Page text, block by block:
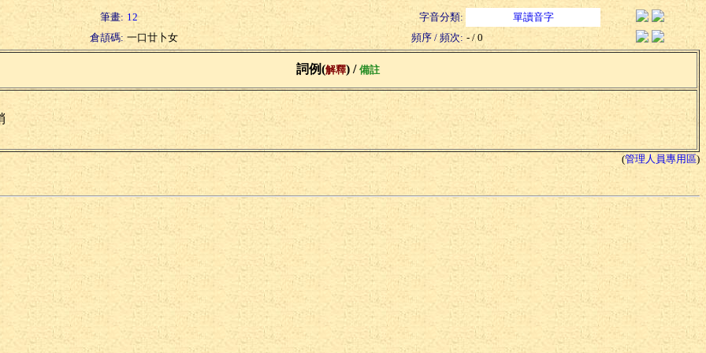
筆畫: 12 字音分類:
單讀音字
倉頡碼: 一口廿卜女 頻序 / 頻次: - / 0
詞例(解釋) / 備註
(管理人員專用區)